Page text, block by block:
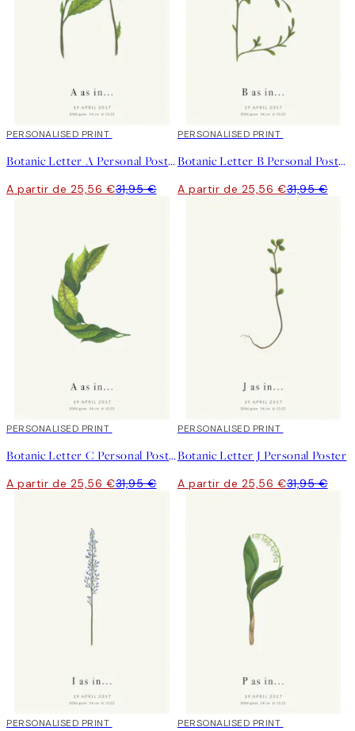
20%*
PERSONALISED PRINT
Botanic Letter A Personal Poster
A partir de 25,56 €31,95 €
20%*
PERSONALISED PRINT
Botanic Letter B Personal Poster
A partir de 25,56 €31,95 €
20%*
PERSONALISED PRINT
Botanic Letter C Personal Poster
A partir de 25,56 €31,95 €
20%*
PERSONALISED PRINT
Botanic Letter J Personal Poster
A partir de 25,56 €31,95 €
20%*
PERSONALISED PRINT 20%*
PERSONALISED PRINT